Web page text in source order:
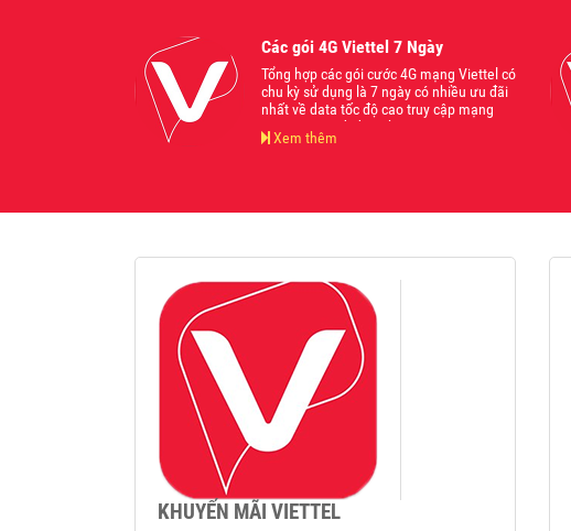
Các gói 4G Viettel 7 Ngày
Tổng hợp các gói cước 4G mạng Viettel có
chu kỳ sử dụng là 7 ngày có nhiều ưu đãi
nhất về data tốc độ cao truy cập mạng
internet trên di động hiện nay.
Xem thêm
KHUYẾN MÃI VIETTEL